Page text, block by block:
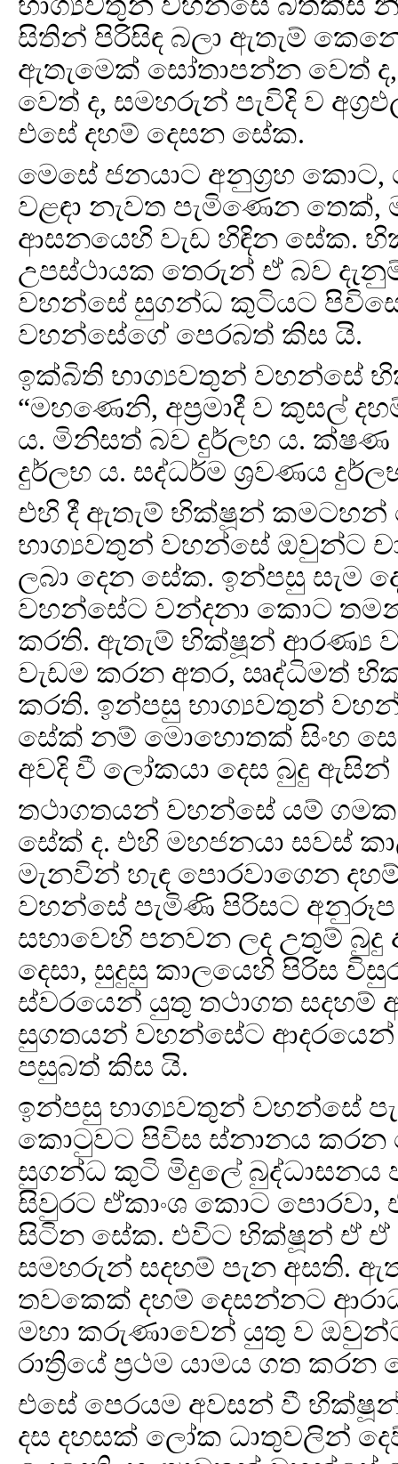
සිතින් පිරිසිඳ බලා ඇතැම්
ඇතැමෙක් සෝතාපන්න වෙත් ද,
වෙත් ද, සමහරුන් පැවිදි ව
එසේ දහම් දෙසන සේක.
මෙසේ ජනයාට අනුග්‍රහ
වළඳා නැවත පැමිණෙන
ආසනයෙහි වැඩ හිඳින සේක.
උපස්ථායක තෙරුන් ඒ බව
වහන්සේ සුගන්ධ කුටියට
වහන්සේගේ පෙරබත් කිස යි.
ඉක්බිති භාග්‍යවතුන් වහන්සේ
“මහණෙනි, අප්‍රමාදී ව කුසල්
ය. මිනිසත් බව දුර්ලභ ය. ක්ෂණ
දුර්ලභ ය. සද්ධර්ම ශ්‍රවණය
එහි දී ඇතැම් භික්ෂූන් කමටහන්
භාග්‍යවතුන් වහන්සේ ඔවුන්ට
ලබා දෙන සේක. ඉන්පසු සැම
වහන්සේට වන්දනා කොට
කරති. ඇතැම් භික්ෂූන් ආරණ්‍ය
වැඩම කරන අතර, ඍද්ධිමත්
කරති. ඉන්පසු භාග්‍යවතුන්
සේක් නම් මොහොතක් සිංහ
අවදි වී ලෝකයා දෙස බුදු
තථාගතයන් වහන්සේ යම්
සේක් ද. එහි මහජනයා සවස්
මැනවින් හැඳ පොරවාගෙන
වහන්සේ පැමිණි පිරිසට
සභාවෙහි පනවන ලද උතුම් බුදු
දෙසා, සුදුසු කාලයෙහි පිරිස
ස්වරයෙන් යුතු තථාගත සදහම්
සුගතයන් වහන්සේට
පසුබත් කිස යි.
ඉන්පසු භාග්‍යවතුන් වහන්සේ
කොටුවට පිවිස ස්නානය කරන
සුගන්ධ කුටි මිදුලේ බුද්ධාසනය
සිවුරට ඒකාංශ කොට
සිටින සේක. එවිට භික්ෂූන් ඒ ඒ
සමහරුන් සදහම් පැන අසති.
තවකෙක් දහම් දෙසන්නට
මහා කරුණාවෙන් යුතු ව
රාත්‍රියේ ප්‍රථම යාමය ගත කරන
එසේ පෙරයම අවසන් වී
දස දහසක් ලෝක ධාතුවලින්